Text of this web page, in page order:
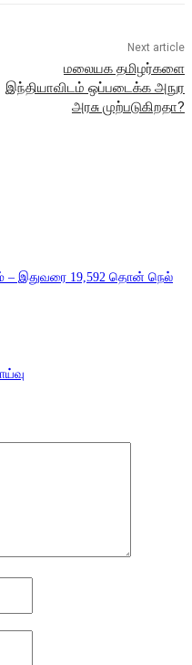
Next article
மலையக தமிழர்களை
இந்தியாவிடம் ஒப்படைக்க அநுர
அரசு முற்படுகிறதா?
– இதுவரை 19,592 தொன் நெல்